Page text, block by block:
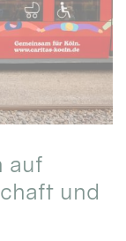
auf
und